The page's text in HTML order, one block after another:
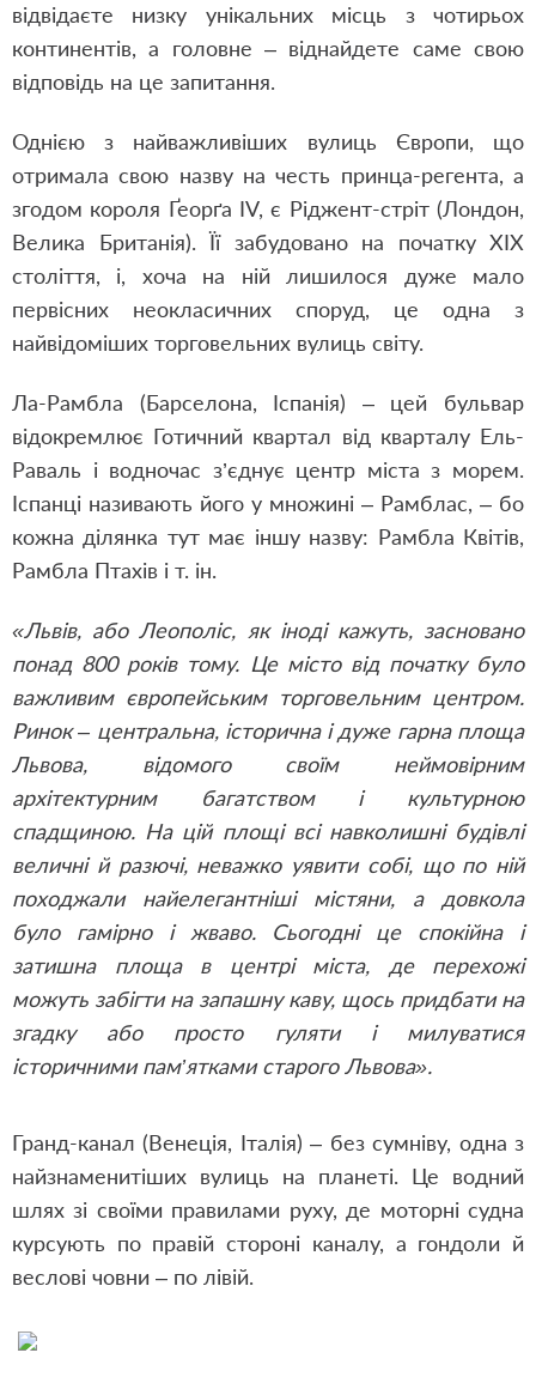
відвідаєте низку унікальних місць з чотирьох
континентів, а головне – віднайдете саме свою
відповідь на це запитання.
Однією з найважливіших вулиць Європи, що
отримала свою назву на честь принца-регента, а
згодом короля Ґеорґа IV, є Ріджент-стріт (Лондон,
Велика Британія). Її забудовано на початку XIX
століття, і, хоча на ній лишилося дуже мало
первісних неокласичних споруд, це одна з
найвідоміших торговельних вулиць світу.
Ла-Рамбла (Барселона, Іспанія) – цей бульвар
відокремлює Готичний квартал від кварталу Ель-
Раваль і водночас з’єднує центр міста з морем.
Іспанці називають його у множині – Рамблас, – бо
кожна ділянка тут має іншу назву: Рамбла Квітів,
Рамбла Птахів і т. ін.
«Львів, або Леополіс, як іноді кажуть, засновано
понад 800 років тому. Це місто від початку було
важливим європейським торговельним центром.
Ринок – центральна, історична і дуже гарна площа
Львова, відомого своїм неймовірним
архітектурним багатством і культурною
спадщиною. На цій площі всі навколишні будівлі
величні й разючі, неважко уявити собі, що по ній
походжали найелегантніші містяни, а довкола
було гамірно і жваво. Сьогодні це спокійна і
затишна площа в центрі міста, де перехожі
можуть забігти на запашну каву, щось придбати на
згадку або просто гуляти і милуватися
історичними пам’ятками старого Львова».
Гранд-канал (Венеція, Італія) – без сумніву, одна з
найзнаменитіших вулиць на планеті. Це водний
шлях зі своїми правилами руху, де моторні судна
курсують по правій стороні каналу, а гондоли й
веслові човни – по лівій.